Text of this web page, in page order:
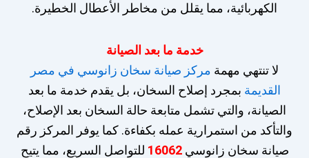
الكهربائية، مما يقلل من مخاطر الأعطال الخطيرة.
خدمة ما بعد الصيانة
لا تنتهي مهمة مركز صيانة سخان زانوسي في مصر
القديمة بمجرد إصلاح السخان، بل يقدم خدمة ما بعد
الصيانة، والتي تشمل متابعة حالة السخان بعد الإصلاح،
والتأكد من استمرارية عمله بكفاءة. كما يوفر المركز رقم
صيانة سخان زانوسي16062 للتواصل السريع، مما يتيح